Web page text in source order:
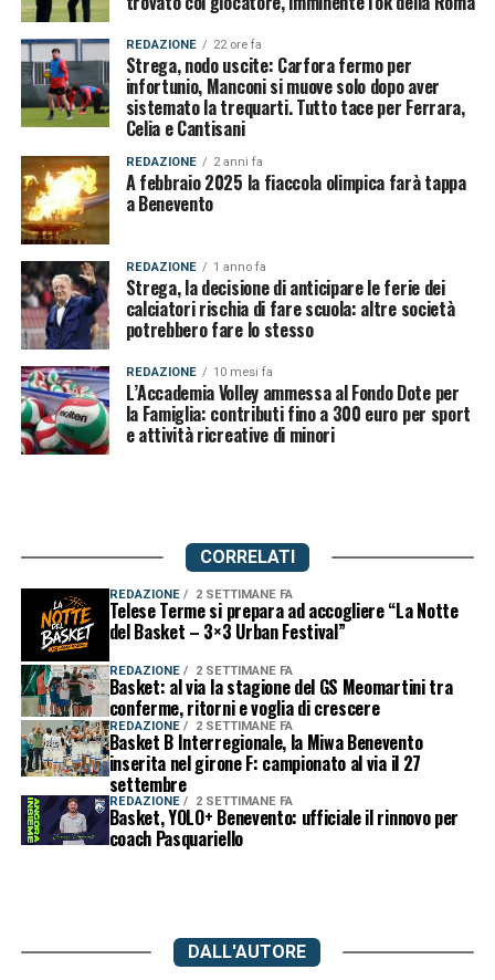
REDAZIONE 22 ore fa
Strega, nodo uscite: Carfora fermo per
infortunio, Manconi si muove solo dopo aver
sistemato la trequarti. Tutto tace per Ferrara,
Celia e Cantisani
REDAZIONE 2 anni fa
A febbraio 2025 la fiaccola olimpica farà tappa
a Benevento
REDAZIONE 1 anno fa
Strega, la decisione di anticipare le ferie dei
calciatori rischia di fare scuola: altre società
potrebbero fare lo stesso
REDAZIONE 10 mesi fa
L’Accademia Volley ammessa al Fondo Dote per
la Famiglia: contributi fino a 300 euro per sport
e attività ricreative di minori
CORRELATI
REDAZIONE 2 SETTIMANE FA
Telese Terme si prepara ad accogliere “La Notte
del Basket – 3×3 Urban Festival”
REDAZIONE 2 SETTIMANE FA
Basket: al via la stagione del GS Meomartini tra
conferme, ritorni e voglia di crescere
REDAZIONE 2 SETTIMANE FA
Basket B Interregionale, la Miwa Benevento
inserita nel girone F: campionato al via il 27
settembre
REDAZIONE 2 SETTIMANE FA
Basket, YOLO+ Benevento: ufficiale il rinnovo per
coach Pasquariello
DALL'AUTORE